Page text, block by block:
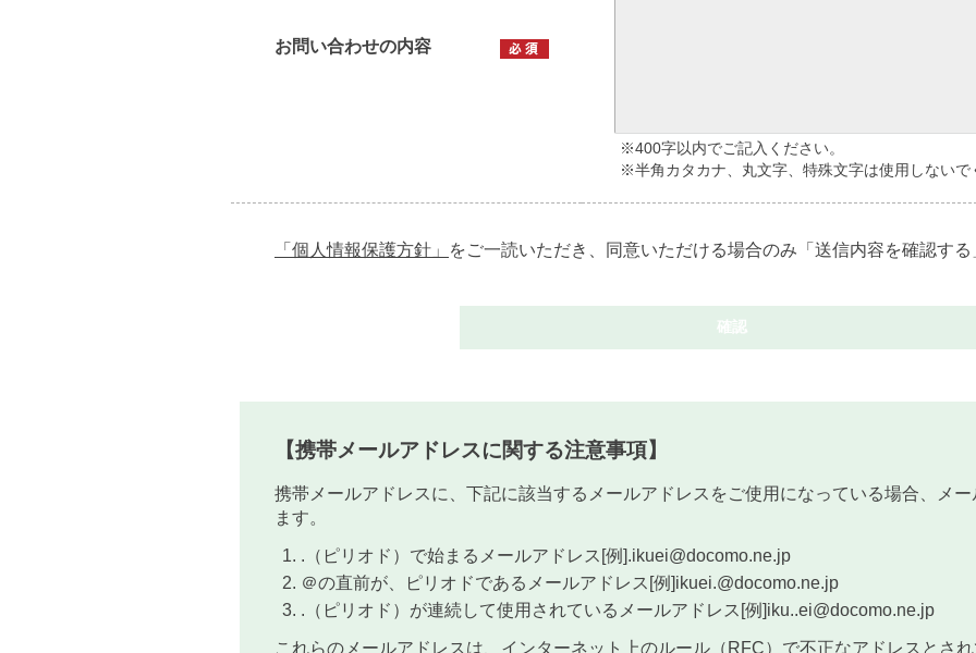
お問い合わせの内容
※400字以内でご記入ください。
※半角カタカナ、丸文字、特殊文字は使用しないで
「個人情報保護方針」 をご一読いただき、同意いただける場合のみ「送信内容を確認す
【携帯メールアドレスに関する注意事項】
携帯メールアドレスに、下記に該当するメールアドレスをご使用になっている場合、メ
ます。
.（ピリオド）で始まるメールアドレス[例].ikuei@docomo.ne.jp
＠の直前が、ピリオドであるメールアドレス[例]ikuei.@docomo.ne.jp
.（ピリオド）が連続して使用されているメールアドレス[例]iku..ei@docomo.ne.jp
これらのメールアドレスは、インターネット上のルール（RFC）で不正なアドレスとさ